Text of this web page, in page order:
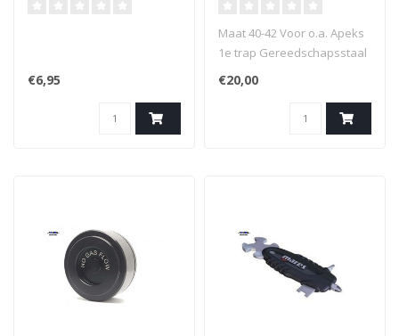
€6,95
Maat 40-42 Voor o.a. Apeks
1e trap Gereedschapsstaal
€20,00